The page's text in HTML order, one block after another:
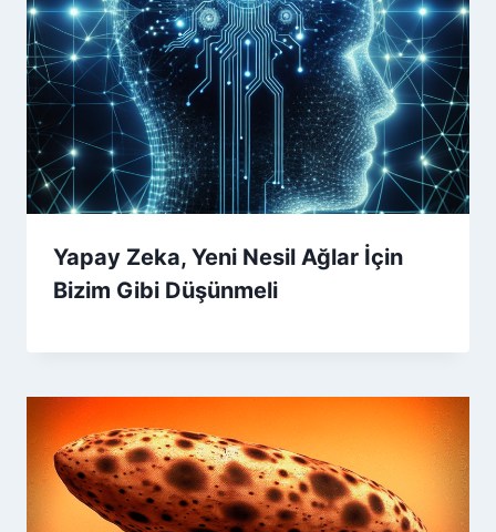
Yapay Zeka, Yeni Nesil Ağlar İçin
Bizim Gibi Düşünmeli